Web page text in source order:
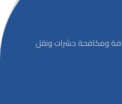
ومكافحة حشرات ونقل